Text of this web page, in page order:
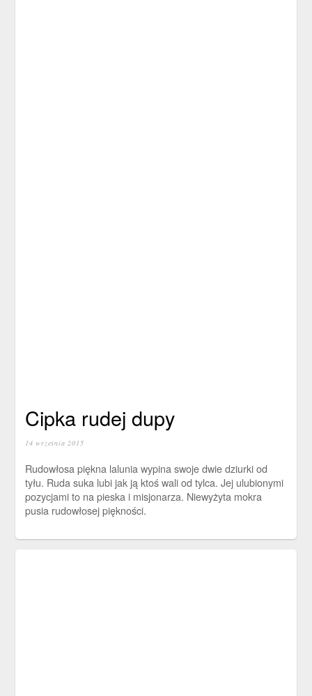
Cipka rudej dupy
14 września 2015
Rudowłosa piękna lalunia wypina swoje dwie dziurki od
tyłu. Ruda suka lubi jak ją ktoś wali od tylca. Jej ulubionymi
pozycjami to na pieska i misjonarza. Niewyżyta mokra
pusia rudowłosej piękności.